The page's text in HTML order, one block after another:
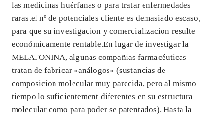
las medicinas huérfanas o para tratar enfermedades
raras.el nº de potenciales cliente es demasiado escaso,
para que su investigacion y comercializacion resulte
económicamente rentable.En lugar de investigar la
MELATONINA, algunas compañias farmacéuticas
tratan de fabricar «análogos» (sustancias de
composicion molecular muy parecida, pero al mismo
tiempo lo suficientement diferentes en su estructura
molecular como para poder se patentados). Hasta la